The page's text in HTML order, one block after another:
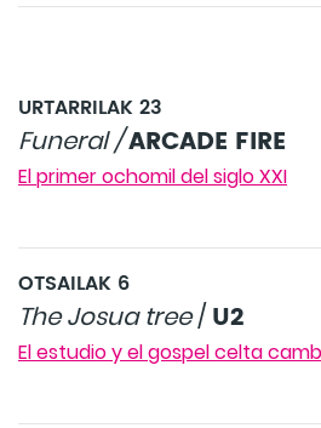
URTARRILAK 23
Funeral /ARCADE FIRE
El primer ochomil del siglo XXI
OTSAILAK 6
The Josua tree/ U2
El estudio y el gospel celta